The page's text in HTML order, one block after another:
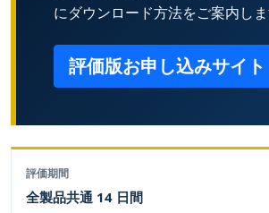
にダウンロード方法をご案内しま
評価版お申し込みサイト
評価期間
全製品共通 14 日間